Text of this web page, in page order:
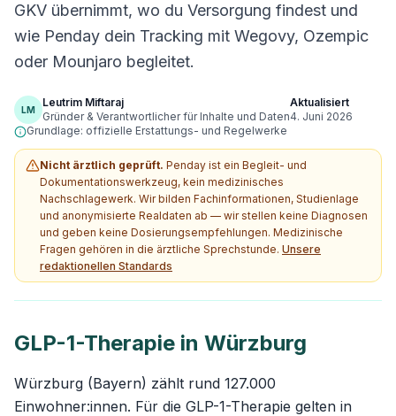
GKV übernimmt, wo du Versorgung findest und
wie Penday dein Tracking mit Wegovy, Ozempic
oder Mounjaro begleitet.
LM
Leutrim Miftaraj
Gründer & Verantwortlicher für Inhalte und Daten
Aktualisiert
4. Juni 2026
Grundlage: offizielle Erstattungs- und Regelwerke
Nicht ärztlich geprüft. Penday ist ein Begleit- und
Dokumentationswerkzeug, kein medizinisches
Nachschlagewerk. Wir bilden Fachinformationen, Studienlage
und anonymisierte Realdaten ab — wir stellen keine Diagnosen
und geben keine Dosierungsempfehlungen. Medizinische
Fragen gehören in die ärztliche Sprechstunde. Unsere
redaktionellen Standards
GLP-1-Therapie in Würzburg
Würzburg (Bayern) zählt rund 127.000
Einwohner:innen. Für die GLP-1-Therapie gelten in